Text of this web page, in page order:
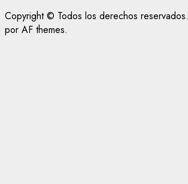
Copyright © Todos los derechos reservados.
por AF themes.